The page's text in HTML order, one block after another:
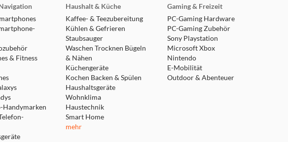
& Fitness
Handymarken
Haushalt & Küche
Kaffee- & Teezubereitung
Kühlen & Gefrieren
Staubsauger
Waschen Trocknen Bügeln
& Nähen
Küchengeräte
Kochen Backen & Spülen
Haushaltsgeräte
Wohnklima
Haustechnik
Smart Home
mehr
Gaming & Freizeit
PC-Gaming Hardware
PC-Gaming Zubehör
Sony Playstation
Microsoft Xbox
Nintendo
E-Mobilität
Outdoor & Abenteuer